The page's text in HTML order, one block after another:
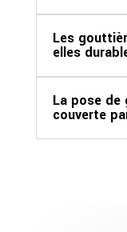
Les
elles
La pose
couverte